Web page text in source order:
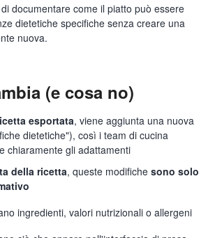
documentare come il piatto può essere
dietetiche specifiche senza creare una
nuova.
(e cosa no)
esportata, viene aggiunta una nuova
dietetiche"), così i team di cucina
chiaramente gli adattamenti
della ricetta, queste modifiche sono solo
ingredienti, valori nutrizionali o allergeni